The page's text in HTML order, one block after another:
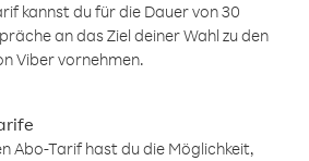
kannst du für die Dauer von 30
an das Ziel deiner Wahl zu den
Viber vornehmen.
Abo-Tarif hast du die Möglichkeit,